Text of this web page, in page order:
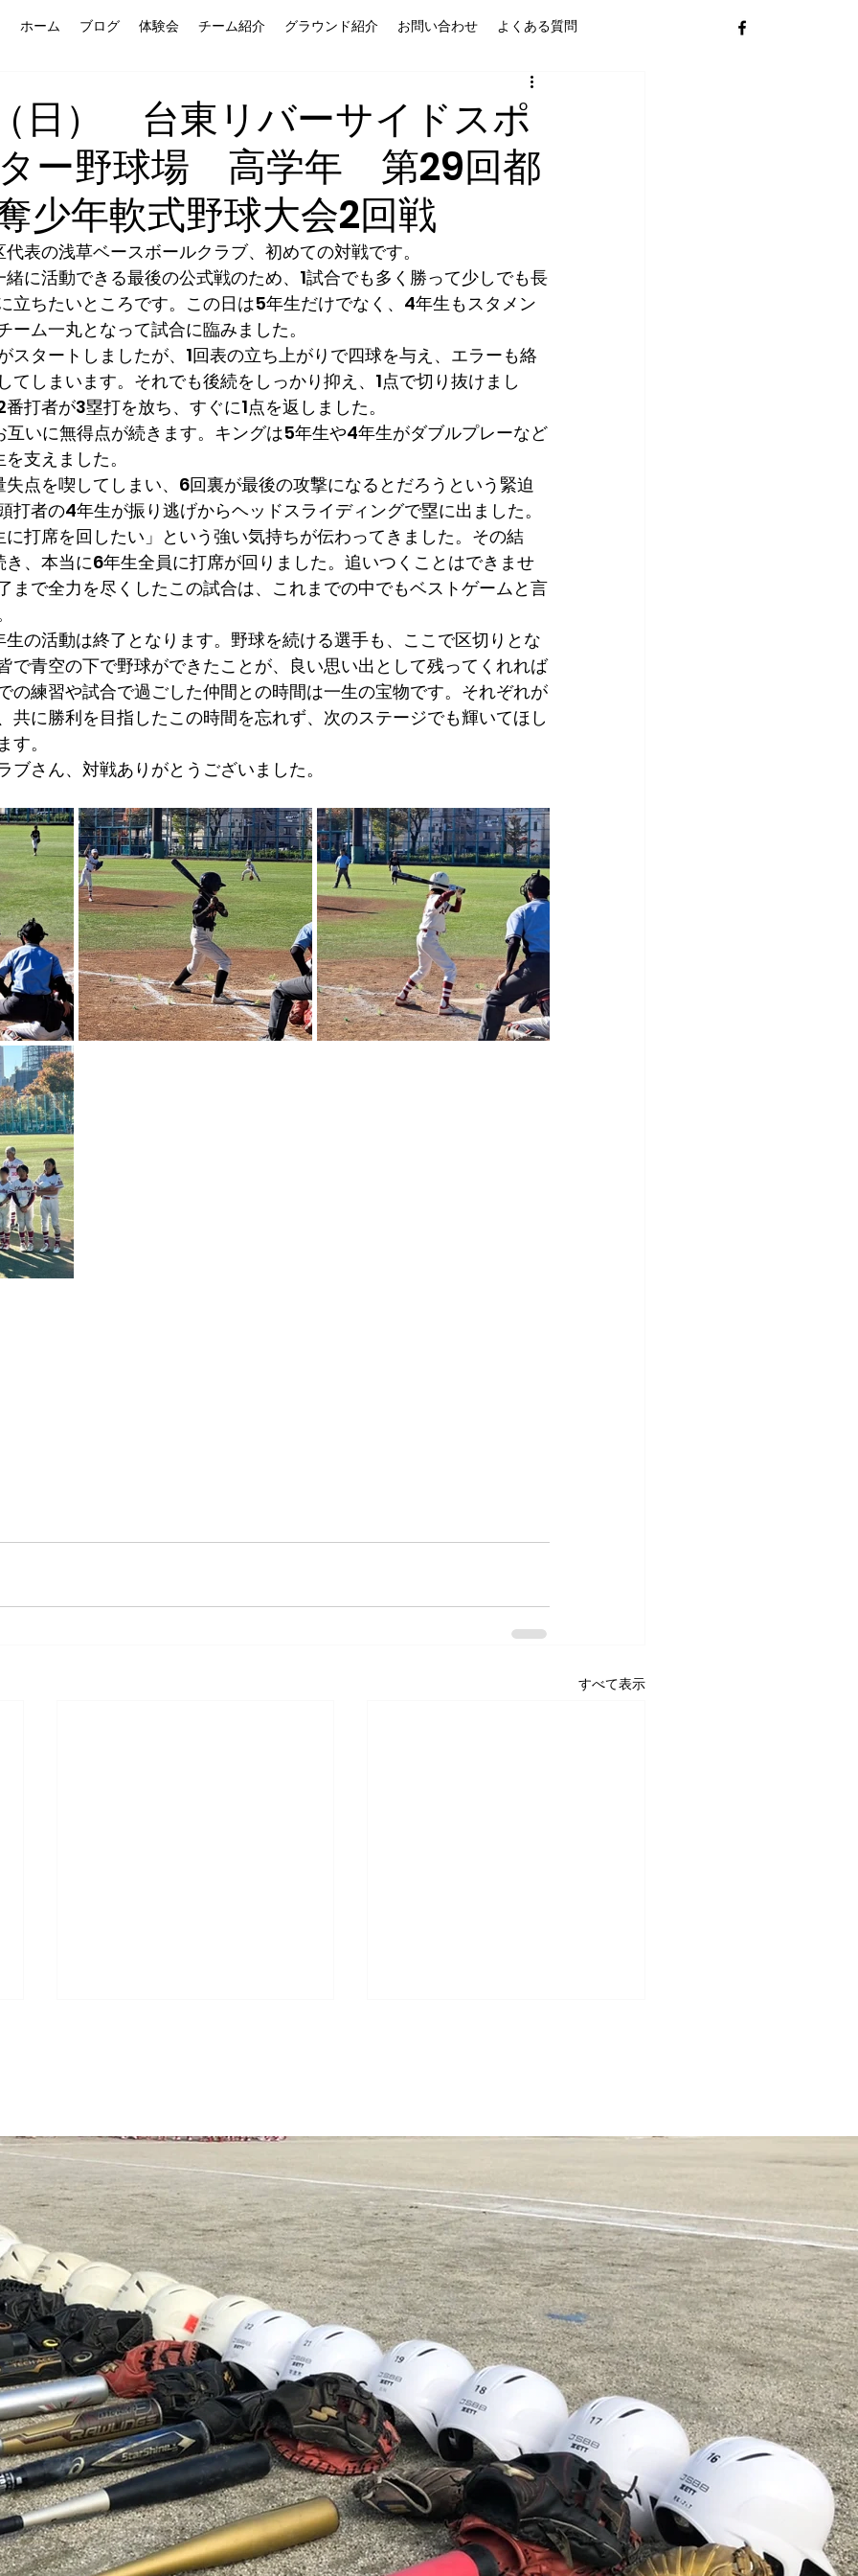
ホーム ブログ 体験会 チーム紹介 グラウンド紹介 お問い合わせ よくある質問
日） 台東リバーサイドスポ
ー野球場 高学年 第29回都
少年軟式野球大会2回戦
表の浅草ベースボールクラブ、初めての対戦です。
に活動できる最後の公式戦のため、1試合でも多く勝って少しでも長
立ちたいところです。この日は5年生だけでなく、4年生もスタメン
ーム一丸となって試合に臨みました。
スタートしましたが、1回表の立ち上がりで四球を与え、エラーも絡
てしまいます。それでも後続をしっかり抑え、1点で切り抜けまし
打者が3塁打を放ち、すぐに1点を返しました。
いに無得点が続きます。キングは5年生や4年生がダブルプレーなど
支えました。
点を喫してしまい、6回裏が最後の攻撃になるとだろうという緊迫
打者の4年生が振り逃げからヘッドスライディングで塁に出ました。
打席を回したい」という強い気持ちが伝わってきました。その結
、本当に6年生全員に打席が回りました。追いつくことはできませ
まで全力を尽くしたこの試合は、これまでの中でもベストゲームと言
の活動は終了となります。野球を続ける選手も、ここで区切りとな
で青空の下で野球ができたことが、良い思い出として残ってくれれば
の練習や試合で過ごした仲間との時間は一生の宝物です。それぞれが
共に勝利を目指したこの時間を忘れず、次のステージでも輝いてほし
。
ブさん、対戦ありがとうございました。
すべて表示
2026.7.20 豊島区第133回大
会（夏大会）開会式
2026.6.28 キッズスポーツデ
ー